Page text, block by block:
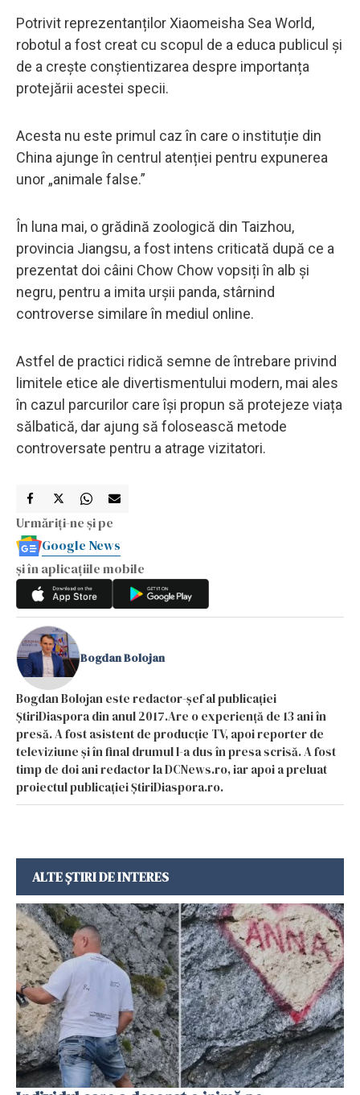
Potrivit reprezentanților Xiaomeisha Sea World,
robotul a fost creat cu scopul de a educa publicul și
de a crește conștientizarea despre importanța
protejării acestei specii.
Acesta nu este primul caz în care o instituție din
China ajunge în centrul atenției pentru expunerea
unor „animale false.”
În luna mai, o grădină zoologică din Taizhou,
provincia Jiangsu, a fost intens criticată după ce a
prezentat doi câini Chow Chow vopsiți în alb și
negru, pentru a imita urșii panda, stârnind
controverse similare în mediul online.
Astfel de practici ridică semne de întrebare privind
limitele etice ale divertismentului modern, mai ales
în cazul parcurilor care își propun să protejeze viața
sălbatică, dar ajung să folosească metode
controversate pentru a atrage vizitatori.
Urmăriți-ne și pe
Google News
și în aplicațiile mobile
Bogdan Bolojan
Bogdan Bolojan este redactor-șef al publicației
ȘtiriDiaspora din anul 2017.Are o experiență de 13 ani în
presă. A fost asistent de producție TV, apoi reporter de
televiziune și în final drumul l-a dus în presa scrisă. A fost
timp de doi ani redactor la DCNews.ro, iar apoi a preluat
proiectul publicației ȘtiriDiaspora.ro.
ALTE ȘTIRI DE INTERES